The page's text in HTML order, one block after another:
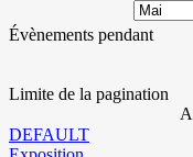
Évènements pendant
Limite de la pagination
DEFAULT